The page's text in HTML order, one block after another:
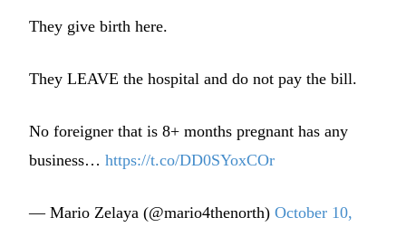
They give birth here.
They LEAVE the hospital and do not pay the bill.
No foreigner that is 8+ months pregnant has any
business…https://t.co/DD0SYoxCOr
— Mario Zelaya (@mario4thenorth)October 10,